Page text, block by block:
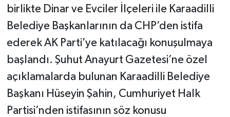
birlikte Dinar ve Evciler İlçeleri ile Karaadilli
Belediye Başkanlarının da CHP’den istifa
ederek AK Parti’ye katılacağı konuşulmaya
başlandı. Şuhut Anayurt Gazetesi’ne özel
açıklamalarda bulunan Karaadilli Belediye
Başkanı Hüseyin Şahin, Cumhuriyet Halk
Partisi’nden istifasının söz konusu